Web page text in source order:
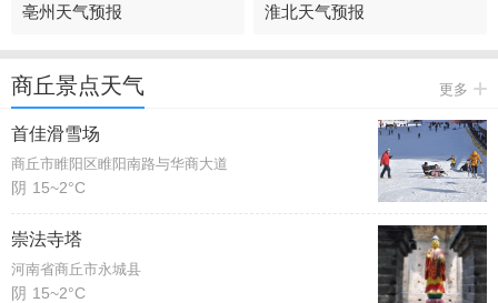
亳州天气预报 淮北天气预报
商丘景点天气 更多
首佳滑雪场
商丘市睢阳区睢阳南路与华商大道
阴 15~2°C
崇法寺塔
河南省商丘市永城县
阴 15~2°C